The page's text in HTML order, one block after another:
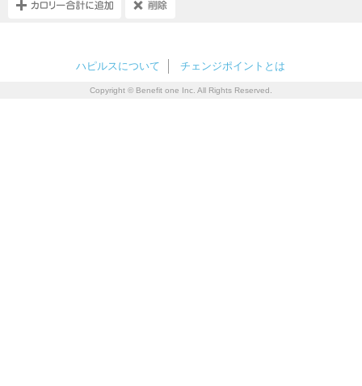
ハピルスについて チェンジポイントとは
Copyright © Benefit one Inc. All Rights Reserved.